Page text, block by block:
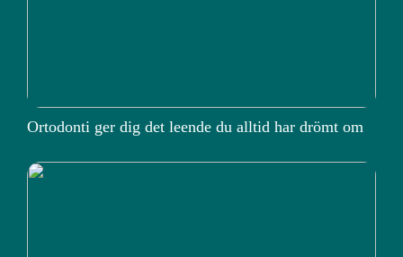
Ortodonti ger dig det leende du alltid har drömt om